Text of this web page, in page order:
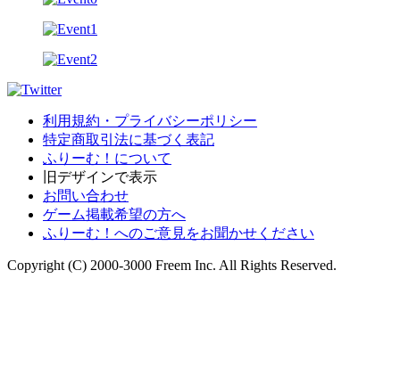
利用規約・プライバシーポリシー
特定商取引法に基づく表記
ふりーむ！について
旧デザインで表示
お問い合わせ
ゲーム掲載希望の方へ
ふりーむ！へのご意見をお聞かせください
Copyright (C) 2000-3000 Freem Inc. All Rights Reserved.